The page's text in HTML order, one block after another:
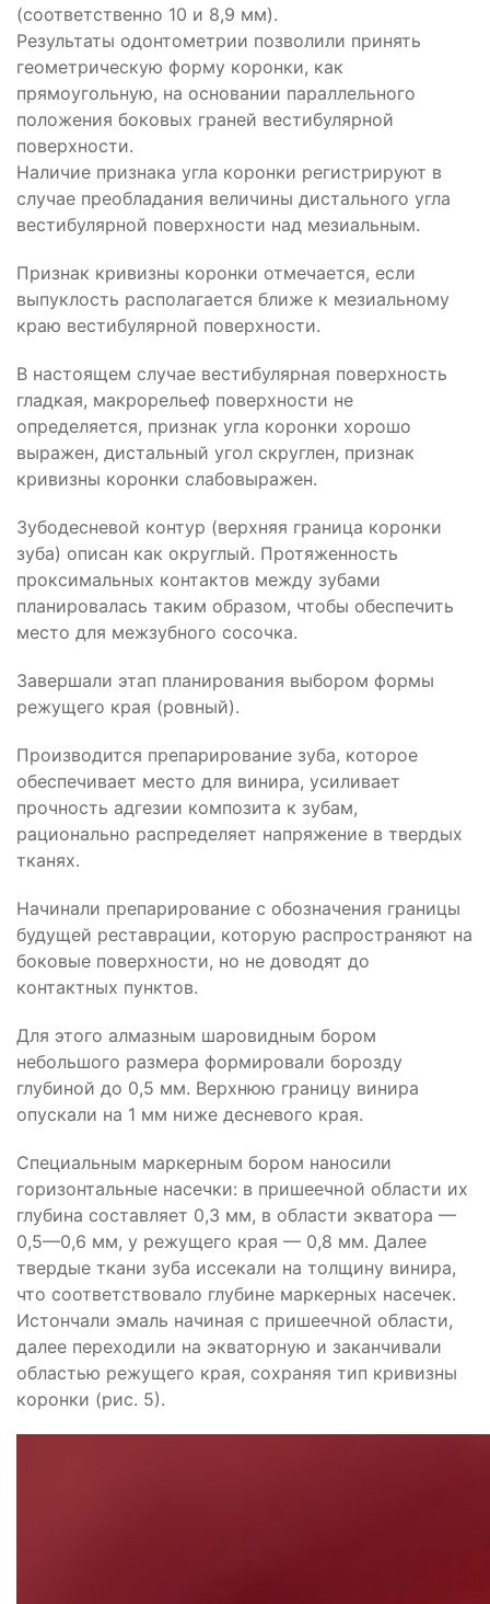
(соответственно 10 и 8,9 мм).
Результаты одонтометрии позволили принять
геометрическую форму коронки, как
прямоугольную, на основании параллельного
положения боковых граней вестибулярной
поверхности.
Наличие признака угла коронки регистрируют в
случае преобладания величины дистального угла
вестибулярной поверхности над мезиальным.
Признак кривизны коронки отмечается, если
выпуклость располагается ближе к мезиальному
краю вестибулярной поверхности.
В настоящем случае вестибулярная поверхность
гладкая, макрорельеф поверхности не
определяется, признак угла коронки хорошо
выражен, дистальный угол скруглен, признак
кривизны коронки слабовыражен.
Зубодесневой контур (верхняя граница коронки
зуба) описан как округлый. Протяженность
проксимальных контактов между зубами
планировалась таким образом, чтобы обеспечить
место для межзубного сосочка.
Завершали этап планирования выбором формы
режущего края (ровный).
Производится препарирование зуба, которое
обеспечивает место для винира, усиливает
прочность адгезии композита к зубам,
рационально распределяет напряжение в твердых
тканях.
Начинали препарирование с обозначения границы
будущей реставрации, которую распространяют на
боковые поверхности, но не доводят до
контактных пунктов.
Для этого алмазным шаровидным бором
небольшого размера формировали борозду
глубиной до 0,5 мм. Верхнюю границу винира
опускали на 1 мм ниже десневого края.
Специальным маркерным бором наносили
горизонтальные насечки: в пришеечной области их
глубина составляет 0,3 мм, в области экватора —
0,5—0,6 мм, у режущего края — 0,8 мм. Далее
твердые ткани зуба иссекали на толщину винира,
что соответствовало глубине маркерных насечек.
Истончали эмаль начиная с пришеечной области,
далее переходили на экваторную и заканчивали
областью режущего края, сохраняя тип кривизны
коронки (рис. 5).